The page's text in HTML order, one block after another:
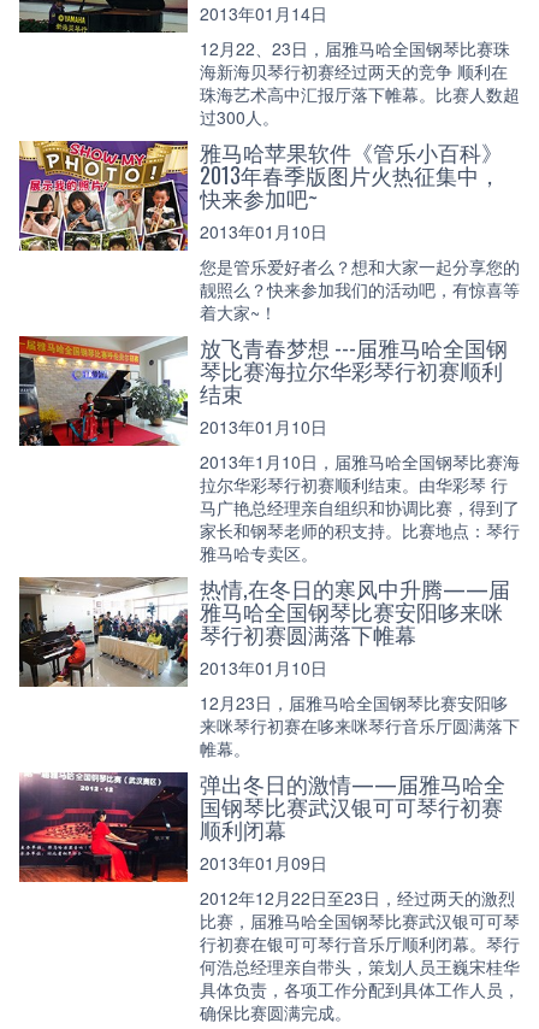
2013年01月14日
12月22、23日，届雅马哈全国钢琴比赛珠
海新海贝琴行初赛经过两天的竞争 顺利在
珠海艺术高中汇报厅落下帷幕。比赛人数超
过300人。
雅马哈苹果软件《管乐小百科》
2013年春季版图片火热征集中，
快来参加吧~
2013年01月10日
您是管乐爱好者么？想和大家一起分享您的
靓照么？快来参加我们的活动吧，有惊喜等
着大家~！
放飞青春梦想 ---届雅马哈全国钢
琴比赛海拉尔华彩琴行初赛顺利
结束
2013年01月10日
2013年1月10日，届雅马哈全国钢琴比赛海
拉尔华彩琴行初赛顺利结束。由华彩琴 行
马广艳总经理亲自组织和协调比赛，得到了
家长和钢琴老师的积支持。比赛地点：琴行
雅马哈专卖区。
热情,在冬日的寒风中升腾——届
雅马哈全国钢琴比赛安阳哆来咪
琴行初赛圆满落下帷幕
2013年01月10日
12月23日，届雅马哈全国钢琴比赛安阳哆
来咪琴行初赛在哆来咪琴行音乐厅圆满落下
帷幕。
弹出冬日的激情——届雅马哈全
国钢琴比赛武汉银可可琴行初赛
顺利闭幕
2013年01月09日
2012年12月22日至23日，经过两天的激烈
比赛，届雅马哈全国钢琴比赛武汉银可可琴
行初赛在银可可琴行音乐厅顺利闭幕。琴行
何浩总经理亲自带头，策划人员王巍宋桂华
具体负责，各项工作分配到具体工作人员，
确保比赛圆满完成。